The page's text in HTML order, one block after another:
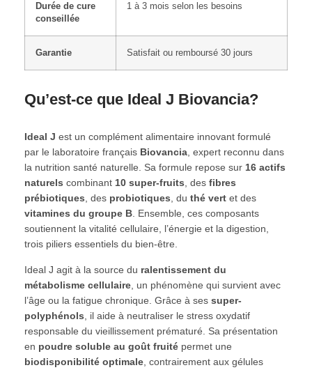
Durée de cure
conseillée
1 à 3 mois selon les besoins
Garantie Satisfait ou remboursé 30 jours
Qu’est-ce que Ideal J Biovancia?
Ideal J est un complément alimentaire innovant formulé
par le laboratoire français Biovancia , expert reconnu dans
la nutrition santé naturelle. Sa formule repose sur 16 actifs
naturels combinant 10 super-fruits , des fibres
prébiotiques , des probiotiques , du thé vert et des
vitamines du groupe B . Ensemble, ces composants
soutiennent la vitalité cellulaire, l’énergie et la digestion,
trois piliers essentiels du bien-être.
Ideal J agit à la source du ralentissement du
métabolisme cellulaire , un phénomène qui survient avec
l’âge ou la fatigue chronique. Grâce à ses super-
polyphénols , il aide à neutraliser le stress oxydatif
responsable du vieillissement prématuré. Sa présentation
en poudre soluble au goût fruité permet une
biodisponibilité optimale , contrairement aux gélules